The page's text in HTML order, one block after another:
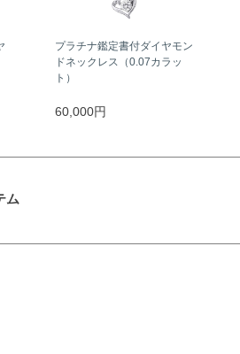
プラチナ鑑定書付ダイヤモン
ドネックレス（0.07カラッ
ト）
60,000円
ム